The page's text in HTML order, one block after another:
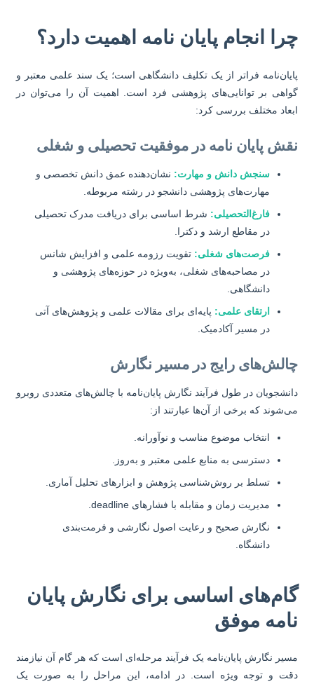
انجام پایان نامه اهمیت دارد؟
فراتر از یک تکلیف دانشگاهی است؛ یک سند علمی معتبر و
بر توانایی‌های پژوهشی فرد است. اهمیت آن را می‌توان در
مختلف بررسی کرد:
پایان نامه در موفقیت تحصیلی و شغلی
سنجش دانش و مهارت:نشان‌دهنده عمق دانش تخصصی و
مهارت‌های پژوهشی دانشجو در رشته مربوطه.
فارغ‌التحصیلی:شرط اساسی برای دریافت مدرک تحصیلی
در مقاطع ارشد و دکترا.
فرصت‌های شغلی:تقویت رزومه علمی و افزایش شانس
در مصاحبه‌های شغلی، به‌ویژه در حوزه‌های پژوهشی و
دانشگاهی.
ارتقای علمی:پایه‌ای برای مقالات علمی و پژوهش‌های آتی
در مسیر آکادمیک.
رایج در مسیر نگارش
در طول فرآیند نگارش پایان‌نامه با چالش‌های متعددی روبرو
که برخی از آن‌ها عبارتند از:
انتخاب موضوع مناسب و نوآورانه.
دسترسی به منابع علمی معتبر و به‌روز.
تسلط بر روش‌شناسی پژوهش و ابزارهای تحلیل آماری.
مدیریت زمان و مقابله با فشارهای deadline.
نگارش صحیح و رعایت اصول نگارشی و فرمت‌بندی
دانشگاه.
اساسی برای نگارش پایان
موفق
نگارش پایان‌نامه یک فرآیند مرحله‌ای است که هر گام آن نیازمند
و توجه ویژه است. در ادامه، این مراحل را به صورت یک